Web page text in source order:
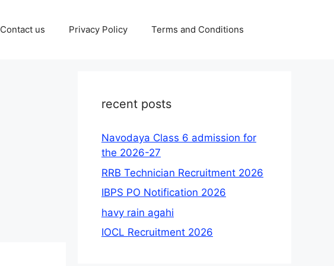
Contact us Privacy Policy Terms and Conditions
recent posts
Navodaya Class 6 admission for
the 2026-27
RRB Technician Recruitment 2026
IBPS PO Notification 2026
havy rain agahi
IOCL Recruitment 2026